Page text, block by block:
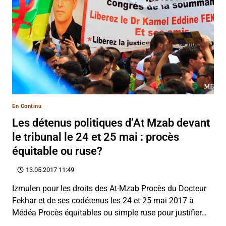
En Continu
Les détenus politiques d’At Mzab devant
le tribunal le 24 et 25 mai : procès
équitable ou ruse?
13.05.2017 11:49
Izmulen pour les droits des At-Mzab Procès du Docteur
Fekhar et de ses codétenus les 24 et 25 mai 2017 à
Médéa Procès équitables ou simple ruse pour justifier…